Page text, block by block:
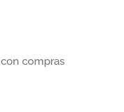
compras